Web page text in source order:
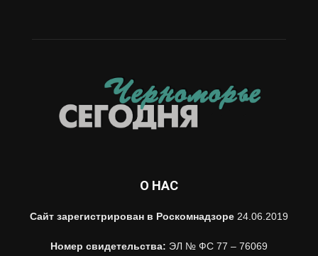
О НАС
Сайт зарегистрирован в Роскомнадзоре 24.06.2019
Номер свидетельства: ЭЛ № ФС 77 – 76069